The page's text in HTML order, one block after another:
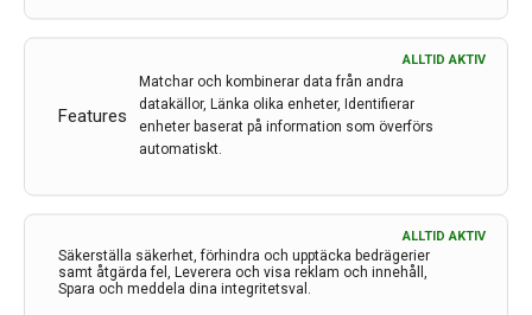
Features
ALLTID AKTIV
Matchar och kombinerar data från andra
datakällor, Länka olika enheter, Identifierar
enheter baserat på information som överförs
automatiskt.
Säkerställa säkerhet, förhindra och upptäcka bedrägerier
samt åtgärda fel, Leverera och visa reklam och innehåll,
Spara och meddela dina integritetsval.
ALLTID AKTIV
innan irreversibel skada har uppstått. Karl Sjölin,
Michael Mazya, Avan Rashid och Jakob Ström har
tagit tempen på hur strokelarmslogistiken ser ut i vårt
avlånga land.